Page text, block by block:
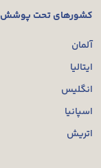
کشورهای تحت پوشش
آلمان
ایتالیا
انگلیس
اسپانیا
اتریش